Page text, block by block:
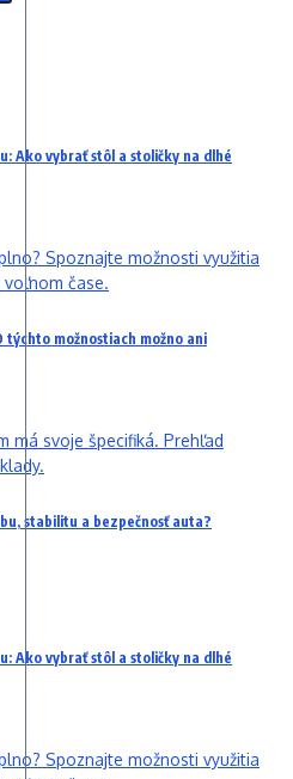
Ako vybrať stôl a stoličky na dlhé
možnostiach možno ani
stabilitu a bezpečnosť auta?
Ako vybrať stôl a stoličky na dlhé